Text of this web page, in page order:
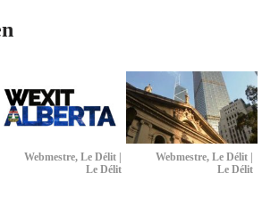
Webmestre, Le Délit |
Le Délit
Webmestre, Le Délit |
Le Délit